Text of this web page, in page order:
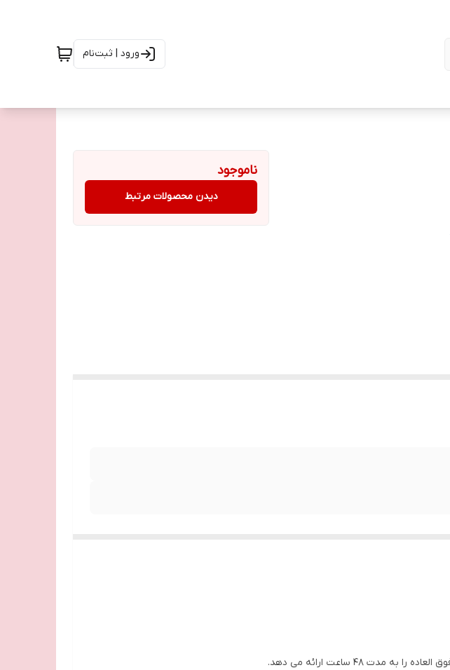
ورود | ثبت‌نام
ناموجود
دیدن محصولات مرتبط